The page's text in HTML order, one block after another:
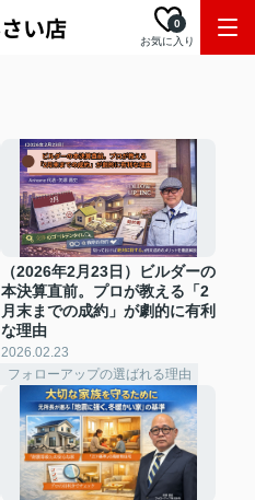
お気に入り
0
（2026年2月23日）ビルダーの
本決算直前。プロが教える「2
月末までの成約」が劇的に有利
な理由
2026.02.23
フォローアップの選ばれる理由